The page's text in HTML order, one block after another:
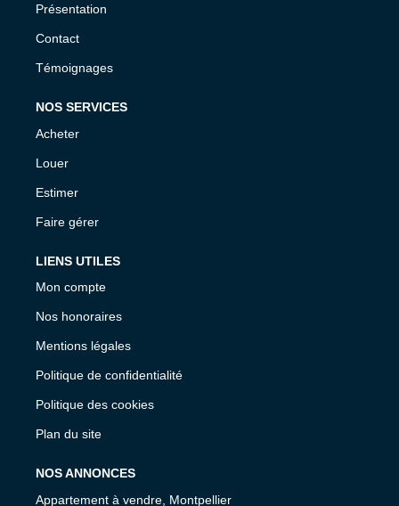
Présentation
Contact
Témoignages
NOS SERVICES
Acheter
Louer
Estimer
Faire gérer
LIENS UTILES
Mon compte
Nos honoraires
Mentions légales
Politique de confidentialité
Politique des cookies
Plan du site
NOS ANNONCES
Appartement à vendre, Montpellier